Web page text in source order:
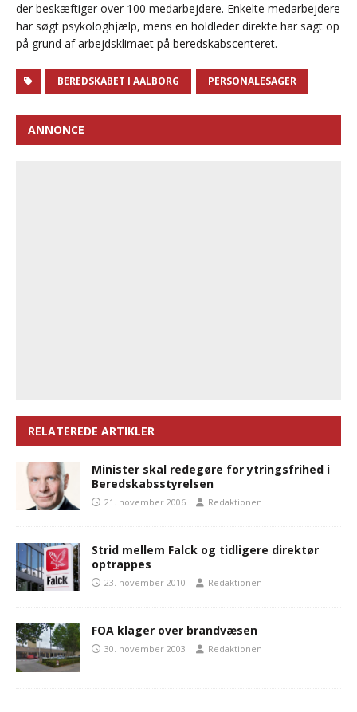
der beskæftiger over 100 medarbejdere. Enkelte medarbejdere
har søgt psykologhjælp, mens en holdleder direkte har sagt op
på grund af arbejdsklimaet på beredskabscenteret.
BEREDSKABET I AALBORG PERSONALESAGER
ANNONCE
RELATEREDE ARTIKLER
Minister skal redegøre for ytringsfrihed i
Beredskabsstyrelsen
21. november 2006 Redaktionen
Strid mellem Falck og tidligere direktør
optrappes
23. november 2010 Redaktionen
FOA klager over brandvæsen
30. november 2003 Redaktionen